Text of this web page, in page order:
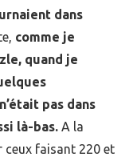
dans
comme je
quand je
pas dans
là-bas. A la
ceux faisant 220 et